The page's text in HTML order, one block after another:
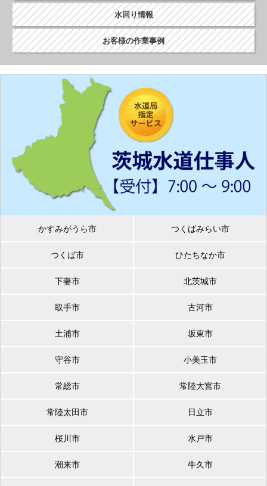
水回り情報
お客様の作業事例
かすみがうら市 つくばみらい市
つくば市 ひたちなか市
下妻市 北茨城市
取手市 古河市
土浦市 坂東市
守谷市 小美玉市
常総市 常陸大宮市
常陸太田市 日立市
桜川市 水戸市
潮来市 牛久市